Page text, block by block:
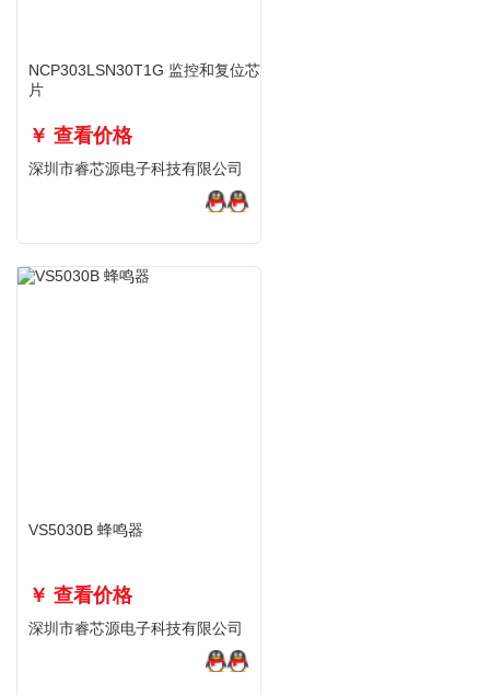
NCP303LSN30T1G 监控和复位芯
片
￥ 查看价格
深圳市睿芯源电子科技有限公司
VS5030B 蜂鸣器
￥ 查看价格
深圳市睿芯源电子科技有限公司